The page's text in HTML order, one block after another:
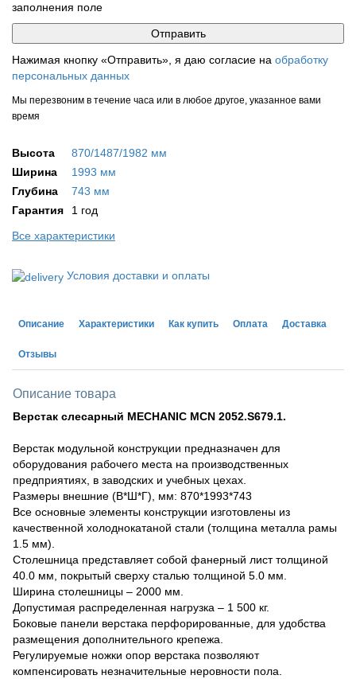
заполнения поле
Нажимая кнопку «Отправить», я даю согласие на обработку
персональных данных
Мы перезвоним в течение часа или в любое другое, указанное вами
время
Высота
870/1487/1982 мм
Ширина
1993 мм
Глубина
743 мм
Гарантия
1 год
Все характеристики
Условия доставки и оплаты
Описание Характеристики Как купить Оплата Доставка
Отзывы
Описание товара
Верстак слесарный MECHANIC MCN 2052.S679.1.
Верстак модульной конструкции предназначен для
оборудования рабочего места на производственных
предприятиях, в заводских и учебных цехах.
Размеры внешние (В*Ш*Г), мм: 870*1993*743
Все основные элементы конструкции изготовлены из
качественной холоднокатаной стали (толщина металла рамы
1.5 мм).
Столешница представляет собой фанерный лист толщиной
40.0 мм, покрытый сверху сталью толщиной 5.0 мм.
Ширина столешницы – 2000 мм.
Допустимая распределенная нагрузка – 1 500 кг.
Боковые панели верстака перфорированные, для удобства
размещения дополнительного крепежа.
Регулируемые ножки опор верстака позволяют
компенсировать незначительные неровности пола.